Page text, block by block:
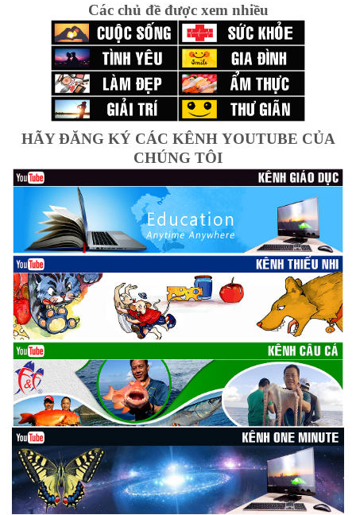
Các chủ đề được xem nhiều
HÃY ĐĂNG KÝ CÁC KÊNH YOUTUBE CỦA
CHÚNG TÔI